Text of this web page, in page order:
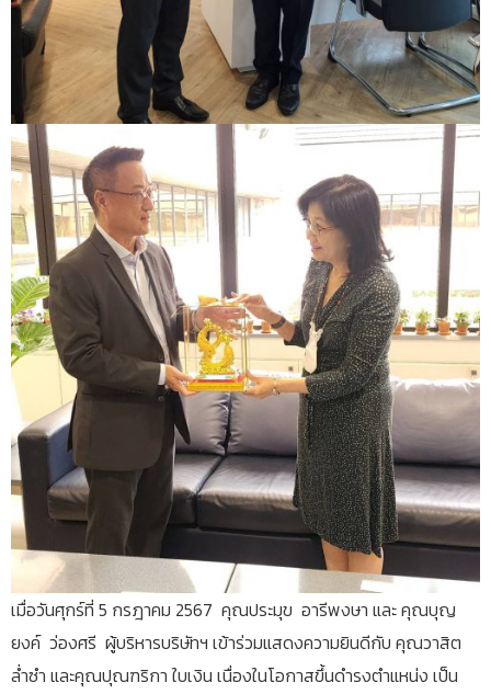
เมื่อวันศุกร์ที่ 5 กรฎาคม 2567 คุณประมุข อารีพงษา และ คุณบุญ
ยงค์ ว่องศรี ผู้บริหารบริษัทฯ เข้าร่วมแสดงความยินดีกับ คุณวาสิต
ล่ำซำ และคุณปุณฑริกา ใบเงิน เนื่องในโอกาสขึ้นดำรงตำแหน่ง เป็น